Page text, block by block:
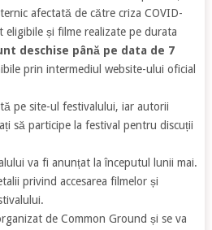
afectată de către criza COVID-
eligibile și filme realizate pe durata
deschise până pe data de 7
prin intermediul website-ului oficial
pe site-ul festivalului, iar autorii
să participe la festival pentru discuții
va fi anunțat la începutul lunii mai.
privind accesarea filmelor și
de Common Ground și se va